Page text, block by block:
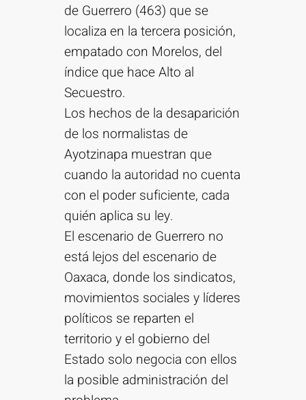
de Guerrero (463) que se
localiza en la tercera posición,
empatado con Morelos, del
índice que hace Alto al
Secuestro.
Los hechos de la desaparición
de los normalistas de
Ayotzinapa muestran que
cuando la autoridad no cuenta
con el poder suficiente, cada
quién aplica su ley.
El escenario de Guerrero no
está lejos del escenario de
Oaxaca, donde los sindicatos,
movimientos sociales y líderes
políticos se reparten el
territorio y el gobierno del
Estado solo negocia con ellos
la posible administración del